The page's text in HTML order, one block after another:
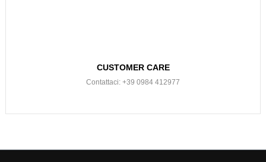
CUSTOMER CARE
Contattaci: +39 0984 412977